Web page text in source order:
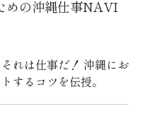
めの沖縄仕事NAVI
れは仕事だ！ 沖縄にお
するコツを伝授。